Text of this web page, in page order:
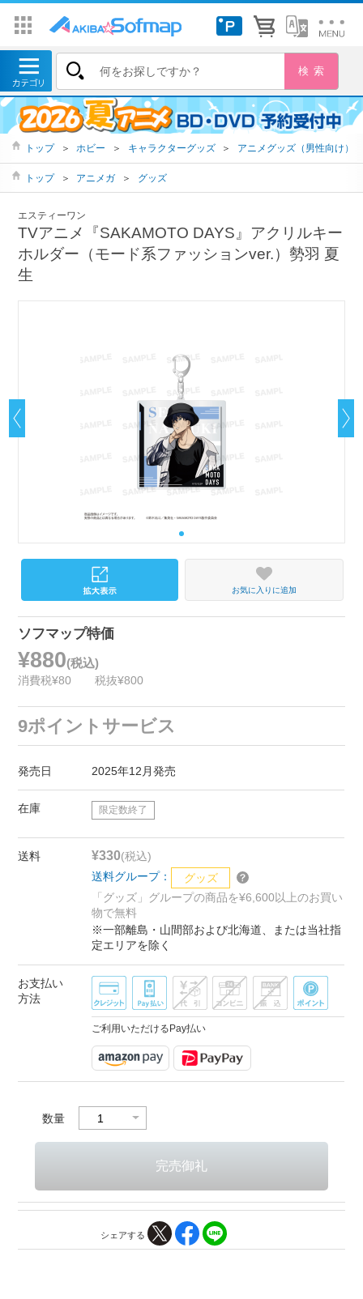
トップ ＞ ホビー ＞ キャラクターグッズ ＞ アニメグッズ（男性向け）
トップ ＞ アニメガ ＞ グッズ
エスティーワン
TVアニメ『SAKAMOTO DAYS』アクリルキー
ホルダー（モード系ファッションver.）勢羽 夏
生
お気に入りに追加
ソフマップ特価
¥880(税込)
消費税¥80 税抜¥800
9ポイントサービス
発売日 2025年12月発売
在庫 限定数終了
送料 ¥330(税込)
送料グループ：
グッズ
「グッズ」グループの商品を¥6,600以上のお買い
物で無料
※一部離島・山間部および北海道、または当社指
定エリアを除く
お支払い
方法
ご利用いただけるPay払い
数量
シェアする